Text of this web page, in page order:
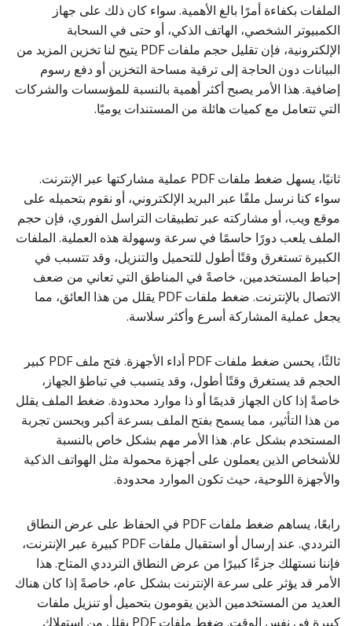
الملفات بكفاءة أمرًا بالغ الأهمية. سواء كان ذلك على جهاز
الكمبيوتر الشخصي، الهاتف الذكي، أو حتى في السحابة
الإلكترونية، فإن تقليل حجم ملفات PDF يتيح لنا تخزين المزيد من
البيانات دون الحاجة إلى ترقية مساحة التخزين أو دفع رسوم
إضافية. هذا الأمر يصبح أكثر أهمية بالنسبة للمؤسسات والشركات
التي تتعامل مع كميات هائلة من المستندات يوميًا.
ثانيًا، يسهل ضغط ملفات PDF عملية مشاركتها عبر الإنترنت.
سواء كنا نرسل ملفًا عبر البريد الإلكتروني، أو نقوم بتحميله على
موقع ويب، أو مشاركته عبر تطبيقات التراسل الفوري، فإن حجم
الملف يلعب دورًا حاسمًا في سرعة وسهولة هذه العملية. الملفات
الكبيرة تستغرق وقتًا أطول للتحميل والتنزيل، وقد تتسبب في
إحباط المستخدمين، خاصةً في المناطق التي تعاني من ضعف
الاتصال بالإنترنت. ضغط ملفات PDF يقلل من هذا العائق، مما
يجعل عملية المشاركة أسرع وأكثر سلاسة.
ثالثًا، يحسن ضغط ملفات PDF أداء الأجهزة. فتح ملف PDF كبير
الحجم قد يستغرق وقتًا أطول، وقد يتسبب في تباطؤ الجهاز،
خاصةً إذا كان الجهاز قديمًا أو ذا موارد محدودة. ضغط الملف يقلل
من هذا التأثير، مما يسمح بفتح الملف بسرعة أكبر ويحسن تجربة
المستخدم بشكل عام. هذا الأمر مهم بشكل خاص بالنسبة
للأشخاص الذين يعملون على أجهزة محمولة مثل الهواتف الذكية
والأجهزة اللوحية، حيث تكون الموارد محدودة.
رابعًا، يساهم ضغط ملفات PDF في الحفاظ على عرض النطاق
الترددي. عند إرسال أو استقبال ملفات PDF كبيرة عبر الإنترنت،
فإننا نستهلك جزءًا كبيرًا من عرض النطاق الترددي المتاح. هذا
الأمر قد يؤثر على سرعة الإنترنت بشكل عام، خاصةً إذا كان هناك
العديد من المستخدمين الذين يقومون بتحميل أو تنزيل ملفات
كبيرة في نفس الوقت. ضغط ملفات PDF يقلل من استهلاك